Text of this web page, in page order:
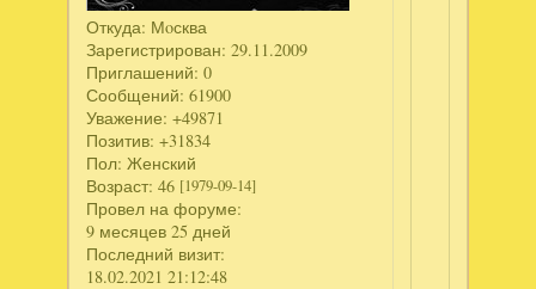
Откуда: Мoсква
Зарегистрирован: 29.11.2009
Приглашений: 0
Сообщений: 61900
Уважение: +49871
Позитив: +31834
Пол: Женский
Возраст: 46 [1979-09-14]
Провел на форуме:
9 месяцев 25 дней
Последний визит:
18.02.2021 21:12:48